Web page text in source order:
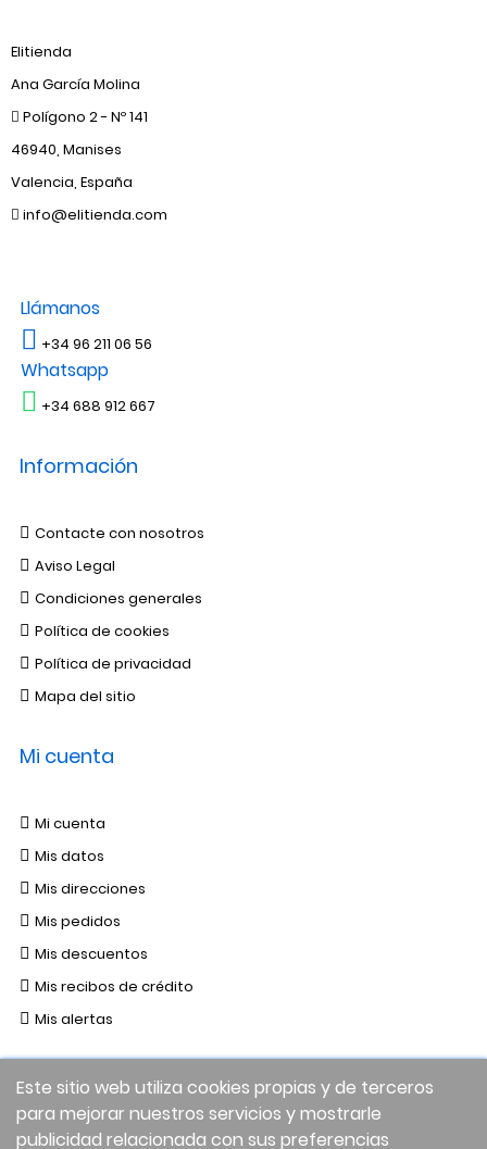
Este sitio web utiliza cookies propias y de terceros
para mejorar nuestros servicios y mostrarle
publicidad relacionada con sus preferencias
Elitienda
Ana García Molina
Polígono 2 - Nº 141
46940, Manises
Valencia, España
info@elitienda.com
Llámanos
+34 96 211 06 56
Whatsapp
+34 688 912 667
Información
Contacte con nosotros
Aviso Legal
Condiciones generales
Política de cookies
Política de privacidad
Mapa del sitio
Mi cuenta
Mi cuenta
Mis datos
Mis direcciones
Mis pedidos
Mis descuentos
Mis recibos de crédito
Mis alertas